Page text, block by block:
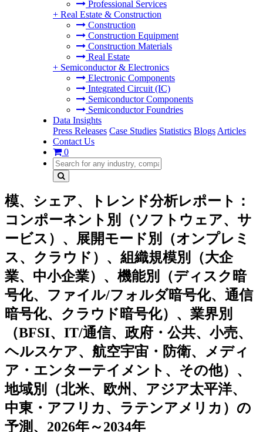
Professional Services
+ Real Estate & Construction
Construction
Construction Equipment
Construction Materials
Real Estate
+ Semiconductor & Electronics
Electronic Components
Integrated Circuit (IC)
Semiconductor Components
Semiconductor Foundries
Data Insights
Press Releases Case Studies Statistics Blogs Articles
Contact Us
0
模、シェア、トレンド分析レポート：
コンポーネント別（ソフトウェア、サ
ービス）、展開モード別（オンプレミ
ス、クラウド）、組織規模別（大企
業、中小企業）、機能別（ディスク暗
号化、ファイル/フォルダ暗号化、通信
暗号化、クラウド暗号化）、業界別
（BFSI、IT/通信、政府・公共、小売、
ヘルスケア、航空宇宙・防衛、メディ
ア・エンターテイメント、その他）、
地域別（北米、欧州、アジア太平洋、
中東・アフリカ、ラテンアメリカ）の
予測、2026年～2034年